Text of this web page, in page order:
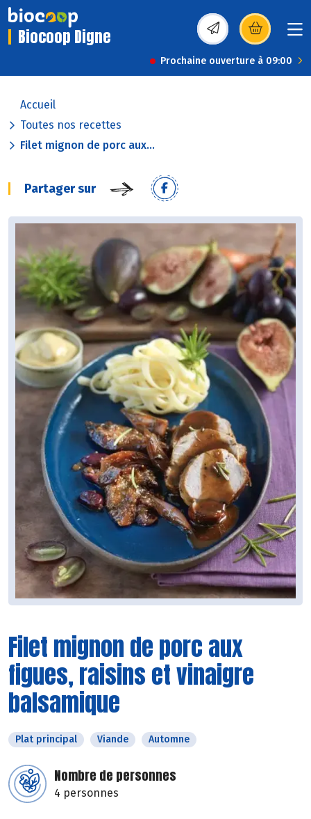
Biocoop Digne (s’ouvre dans une
Prochaine ouverture à 09:00
Accueil
Toutes nos recettes
Filet mignon de porc aux...
Partager sur
Filet mignon de porc aux
figues, raisins et vinaigre
balsamique
Plat principal Viande Automne
Nombre de personnes
4 personnes